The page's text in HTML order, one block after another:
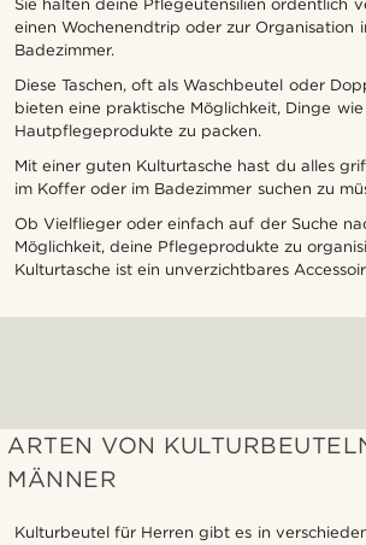
Sie halten deine Pflegeutensilien ordentlich
einen Wochenendtrip oder zur Organisation
Badezimmer.
Diese Taschen, oft als Waschbeutel oder
bieten eine praktische Möglichkeit, Dinge
Hautpflegeprodukte zu packen.
Mit einer guten Kulturtasche hast du alles
im Koffer oder im Badezimmer suchen zu
Ob Vielflieger oder einfach auf der Suche
Möglichkeit, deine Pflegeprodukte zu
Kulturtasche ist ein unverzichtbares
ARTEN VON
MÄNNER
Kulturbeutel für Herren gibt es in